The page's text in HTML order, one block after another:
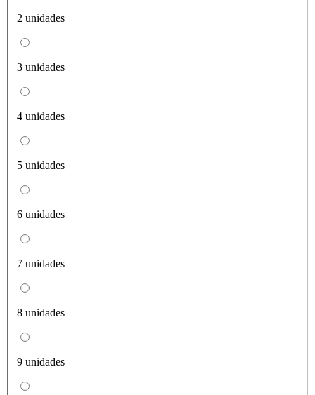
2 unidades
3 unidades
4 unidades
5 unidades
6 unidades
7 unidades
8 unidades
9 unidades